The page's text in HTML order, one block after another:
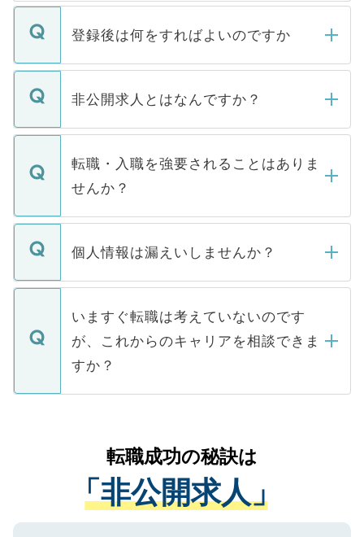
登録後は何をすればよいのですか
ご登録いただきましたら、弊社担当者がご
登録内容を確認し、その後メールもしくは
ます。通常、5営業日以内にはご連絡をせて
いただきますので、しばらくお待ちくださ
非公開求人とはなんですか？
マイナビDOCTORで取り扱っている求人の
うち約3割は、Webサイトからご覧いただ
けない「非公開求人」です。非公開求人は
下記の理由によって、一般には公開してい
ません。
■応募殺到を避けるため 人気のある医療機
関を公にしてしまうと、応募が殺到する場
に、医療機関が求める条件に合った人材の
みを人材紹介会社に依頼するケースが増え
ています。
転職・入職を強要されることはありま
せんか？
転職・入職を強要することは一切ありませ
ん。また、仮に応募先から内定をいただい
定を承諾する必要はありません。内定先へ
の辞退の連絡はキャリアパートナーが行い
個人情報は漏えいしませんか？
個人情報が漏えいすることはありませんの
で、ご安心ください。当サイトからの登録
などで収集したご登録者様の個人情報は、
ご本人のキャリアアップおよび転職活動の
支援を目的に使用いたします。お預かりし
ているすべての個人データはご本人の許可
は、個人情報の取り扱いについての厳密な
管理基準を満たした事業者のみに付与され
る、プライバシーマークを取得済みです。
いますぐ転職は考えていないのです
が、これからのキャリアを相談できま
すか？
かがいして、現在の医療機関の状況や紹介
経験をまじえながら、適切なアドバイスを
させていただきます。すぐにご転職をされ
ない方には、長期的なサポートが可能です
ので、まずはご登録ください。
転職成功の秘訣は
「非公開求人」